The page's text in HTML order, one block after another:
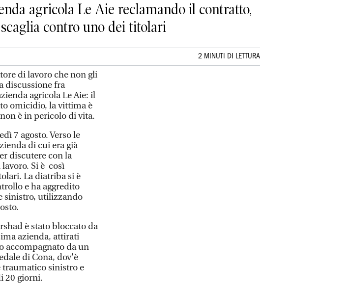
agricola Le Aie reclamando il contratto,
contro uno dei titolari
2 MINUTI DI LETTURA
di lavoro che non gli
discussione fra
agricola Le Aie: il
omicidio, la vittima è
è in pericolo di vita.
7 agosto. Verso le
di cui era già
discutere con la
Si è così
La diatriba si è
e ha aggredito
sinistro, utilizzando
è stato bloccato da
azienda, attirati
accompagnato da un
di Cona, dov'è
traumatico sinistro e
20 giorni.